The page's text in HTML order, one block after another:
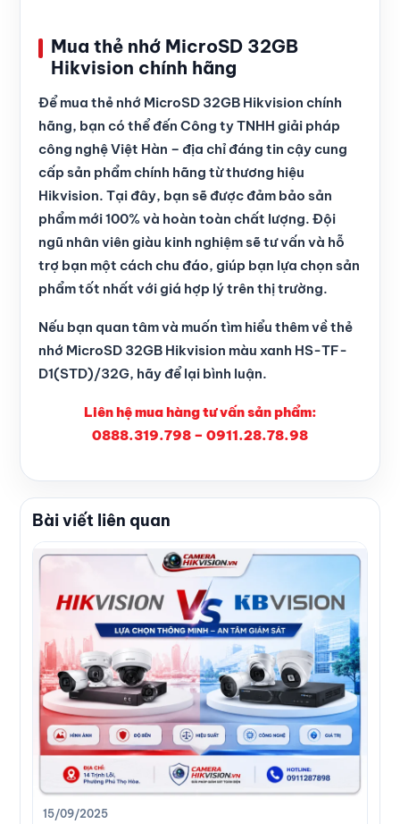
Mua thẻ nhớ MicroSD 32GB
Hikvision chính hãng
Để mua thẻ nhớ MicroSD 32GB Hikvision chính
hãng, bạn có thể đến Công ty TNHH giải pháp
công nghệ Việt Hàn – địa chỉ đáng tin cậy cung
cấp sản phẩm chính hãng từ thương hiệu
Hikvision. Tại đây, bạn sẽ được đảm bảo sản
phẩm mới 100% và hoàn toàn chất lượng. Đội
ngũ nhân viên giàu kinh nghiệm sẽ tư vấn và hỗ
trợ bạn một cách chu đáo, giúp bạn lựa chọn sản
phẩm tốt nhất với giá hợp lý trên thị trường.
Nếu bạn quan tâm và muốn tìm hiểu thêm về thẻ
nhớ MicroSD 32GB Hikvision màu xanh HS-TF-
D1(STD)/32G, hãy để lại bình luận.
Liên hệ mua hàng tư vấn sản phẩm:
0888.319.798 – 0911.28.78.98
Bài viết liên quan
15/09/2025